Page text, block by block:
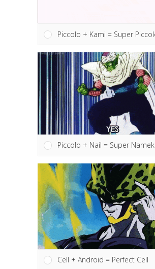
Piccolo + Nail = Super Namek
Cell + Android = Perfect Cell